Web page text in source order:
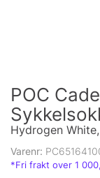
POC
Hydrogen
Varenr: